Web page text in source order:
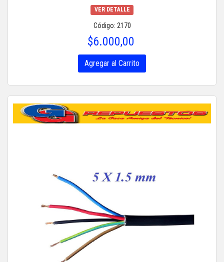
VER DETALLE
Código: 2170
$6.000,00
Agregar al Carrito